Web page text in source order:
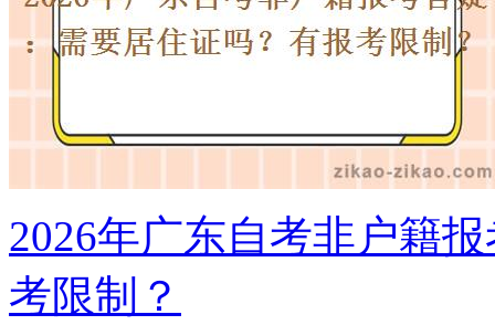
2026年广东自考非户籍
考限制？